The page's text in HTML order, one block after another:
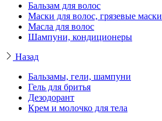
Бальзам для волос
Маски для волос, грязевые маски
Масла для волос
Шампуни, кондиционеры
Назад
Бальзамы, гели, шампуни
Гель для бритья
Дезодорант
Крем и молочко для тела